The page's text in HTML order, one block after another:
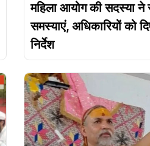
महिला आयोग की सदस्या ने
समस्याएं, अधिकारियों को
निर्देश